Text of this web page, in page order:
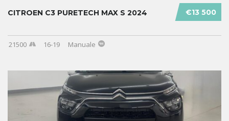
€13 500
CITROEN C3 PURETECH MAX S 2024
21500 16-19 Manuale